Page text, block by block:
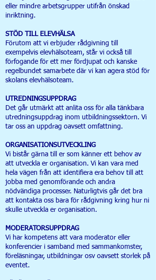
eller mindre arbetsgrupper utifrån önskad
inriktning.
STÖD TILL ELEVHÄLSA
Förutom att vi erbjuder rådgivning till
exempelvis elevhälsoteam, står vi också till
förfogande för ett mer fördjupat och kanske
regelbundet samarbete där vi kan agera stöd för
skolans elevhälsoteam.
UTREDNINGSUPPDRAG
Det går utmärkt att anlita oss för alla tänkbara
utredningsuppdrag inom utbildningssektorn. Vi
tar oss an uppdrag oavsett omfattning.
ORGANISATIONSUTVECKLING
Vi bistår gärna till er som känner ett behov av
att utveckla er organisation. Vi kan vara med
hela vägen från att identifiera era behov till att
jobba med genomförande och andra
nödvändiga processer. Naturligtvis går det bra
att kontakta oss bara för rådgivning kring hur ni
skulle utveckla er organisation.
MODERATORSUPPDRAG
Vi har kompetens att vara moderator eller
konferencier i samband med sammankomster,
föreläsningar, utbildningar osv oavsett storlek på
eventet.